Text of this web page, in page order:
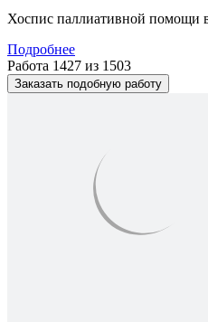
Хоспис паллиативной помощи
Подробнее
Работа 1427 из 1503
Заказать подобную работу